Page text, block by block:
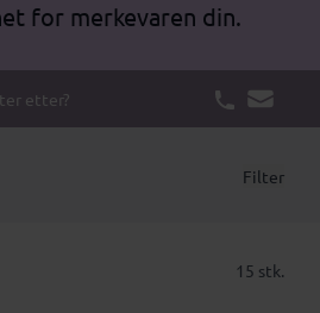
for merkevaren din.
etter?
Filter
15 stk.